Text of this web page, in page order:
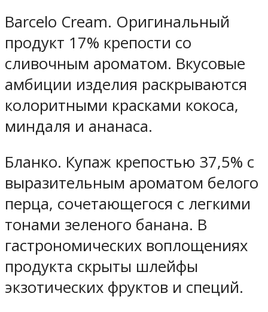
Barcelo Cream. Оригинальный
продукт 17% крепости со
сливочным ароматом. Вкусовые
амбиции изделия раскрываются
колоритными красками кокоса,
миндаля и ананаса.
Бланко. Купаж крепостью 37,5% с
выразительным ароматом белого
перца, сочетающегося с легкими
тонами зеленого банана. В
гастрономических воплощениях
продукта скрыты шлейфы
экзотических фруктов и специй.